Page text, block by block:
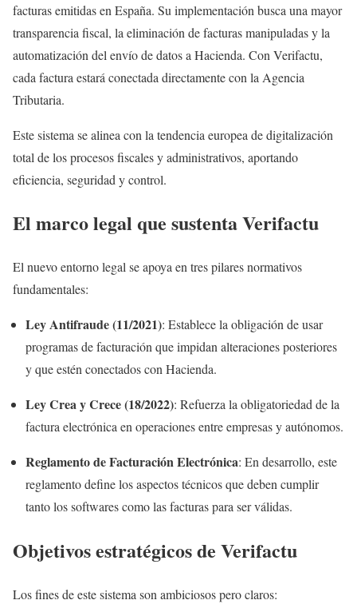
facturas emitidas en España. Su implementación busca una mayor
transparencia fiscal, la eliminación de facturas manipuladas y la
automatización del envío de datos a Hacienda. Con Verifactu,
cada factura estará conectada directamente con la Agencia
Tributaria.
Este sistema se alinea con la tendencia europea de digitalización
total de los procesos fiscales y administrativos, aportando
eficiencia, seguridad y control.
El marco legal que sustenta Verifactu
El nuevo entorno legal se apoya en tres pilares normativos
fundamentales:
Ley Antifraude (11/2021): Establece la obligación de usar
programas de facturación que impidan alteraciones posteriores
y que estén conectados con Hacienda.
Ley Crea y Crece (18/2022): Refuerza la obligatoriedad de la
factura electrónica en operaciones entre empresas y autónomos.
Reglamento de Facturación Electrónica: En desarrollo, este
reglamento define los aspectos técnicos que deben cumplir
tanto los softwares como las facturas para ser válidas.
Objetivos estratégicos de Verifactu
Los fines de este sistema son ambiciosos pero claros: